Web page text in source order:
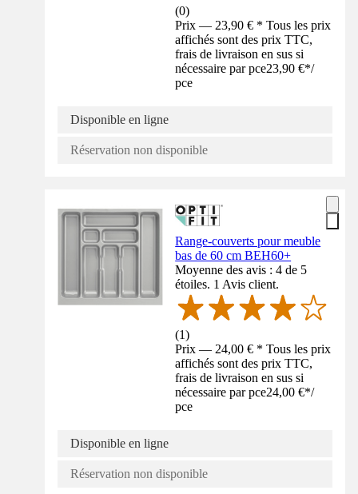
(0)
Prix — 23,90 € * Tous les prix
affichés sont des prix TTC,
frais de livraison en sus si
nécessaire par pce23,90 €*/
pce
Disponible en ligne
Réservation non disponible
Range-couverts pour meuble
bas de 60 cm BEH60+
Moyenne des avis : 4 de 5
étoiles. 1 Avis client.
(1)
Prix — 24,00 € * Tous les prix
affichés sont des prix TTC,
frais de livraison en sus si
nécessaire par pce24,00 €*/
pce
Disponible en ligne
Réservation non disponible